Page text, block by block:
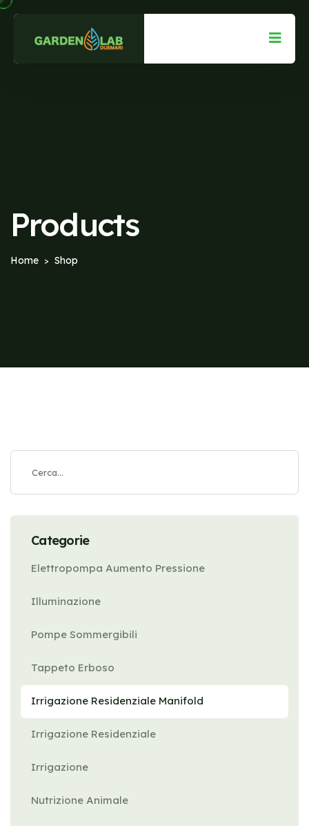
Products
Home > Shop
Categorie
Elettropompa Aumento Pressione
Illuminazione
Pompe Sommergibili
Tappeto Erboso
Irrigazione Residenziale Manifold
Irrigazione Residenziale
Irrigazione
Nutrizione Animale